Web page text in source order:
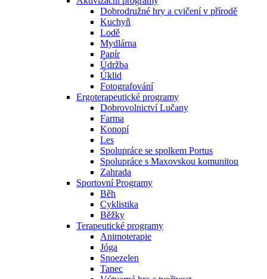
Dobrodružné hry a cvičení v přírodě
Kuchyň
Lodě
Mydlárna
Papír
Údržba
Úklid
Fotografování
Ergoterapeutické programy
Dobrovolnictví Lučany
Farma
Konopí
Les
Spolupráce se spolkem Portus
Spolupráce s Maxovskou komunitou
Zahrada
Sportovní Programy
Běh
Cyklistika
Běžky
Terapeutické programy
Animoterapie
Jóga
Snoezelen
Tanec